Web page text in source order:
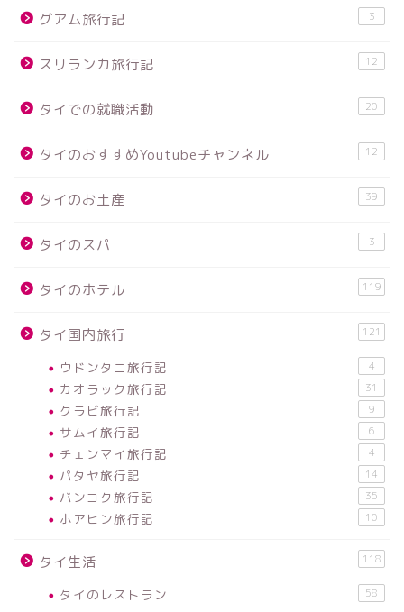
グアム旅行記 3
スリランカ旅行記 12
タイでの就職活動 20
タイのおすすめYoutubeチャンネル 12
タイのお土産 39
タイのスパ 3
タイのホテル 119
タイ国内旅行 121
ウドンタニ旅行記 4
カオラック旅行記 31
クラビ旅行記 9
サムイ旅行記 6
チェンマイ旅行記 4
パタヤ旅行記 14
バンコク旅行記 35
ホアヒン旅行記 10
タイ生活 118
タイのレストラン 58